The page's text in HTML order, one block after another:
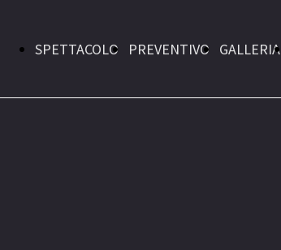
SPETTACOLO PREVENTIVO GALLERIA